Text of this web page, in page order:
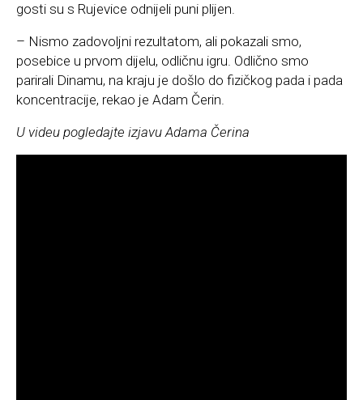
gosti su s Rujevice odnijeli puni plijen.
– Nismo zadovoljni rezultatom, ali pokazali smo,
posebice u prvom dijelu, odličnu igru. Odlično smo
parirali Dinamu, na kraju je došlo do fizičkog pada i pada
koncentracije, rekao je Adam Čerin.
U videu pogledajte izjavu Adama Čerina